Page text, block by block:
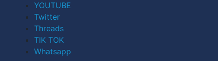
YOUTUBE
Twitter
Threads
TIK TOK
Whatsapp